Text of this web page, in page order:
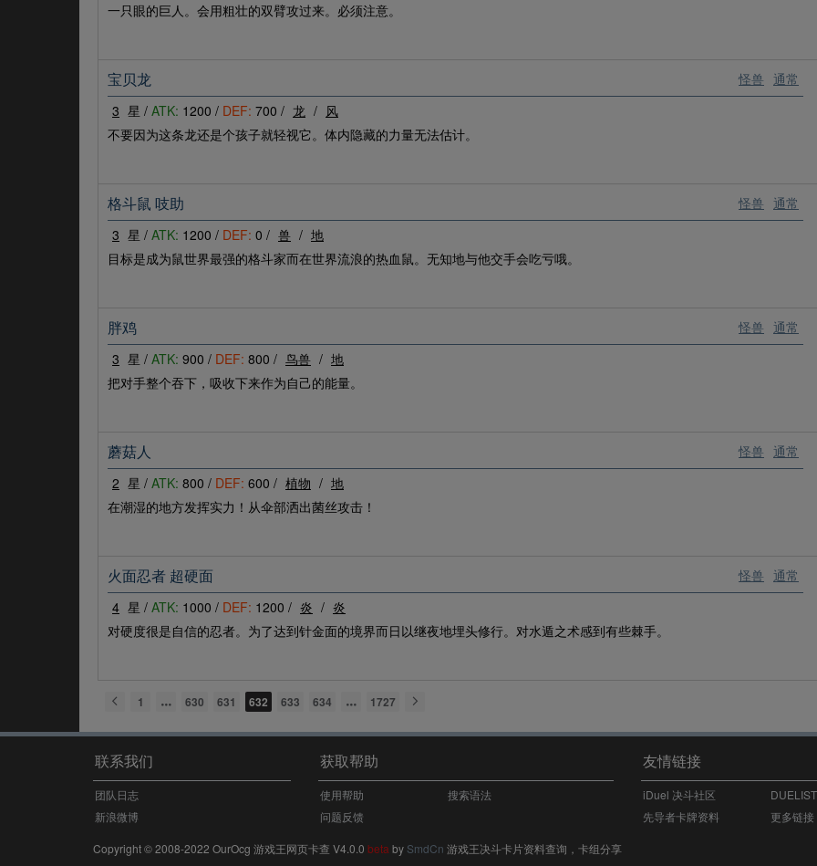
一只眼的巨人。会用粗壮的双臂攻过来。必须注意。
怪兽 通常
宝贝龙
3 星 / ATK: 1200 / DEF: 700 / 龙 / 风
不要因为这条龙还是个孩子就轻视它。体内隐藏的力量无法估计。
怪兽 通常
格斗鼠 吱助
3 星 / ATK: 1200 / DEF: 0 / 兽 / 地
目标是成为鼠世界最强的格斗家而在世界流浪的热血鼠。无知地与他交手会吃亏哦。
怪兽 通常
胖鸡
3 星 / ATK: 900 / DEF: 800 / 鸟兽 / 地
把对手整个吞下，吸收下来作为自己的能量。
怪兽 通常
蘑菇人
2 星 / ATK: 800 / DEF: 600 / 植物 / 地
在潮湿的地方发挥实力！从伞部洒出菌丝攻击！
怪兽 通常
火面忍者 超硬面
4 星 / ATK: 1000 / DEF: 1200 / 炎 / 炎
对硬度很是自信的忍者。为了达到针金面的境界而日以继夜地埋头修行。对水遁之术感到有些棘手。
1 630 631 632 633 634 1727
联系我们
团队日志
新浪微博
获取帮助
使用帮助
搜索语法
问题反馈
友情链接
iDuel 决斗社区
先导者卡牌资料
更多链接
Copyright © 2008-2022 OurOcg 游戏王网页卡查 V4.0.0 beta by SmdCn 游戏王决斗卡片资料查询，卡组分享